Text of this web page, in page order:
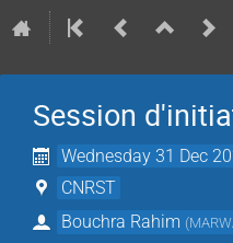
Session
Wednesday 31 Dec
CNRST
Bouchra Rahim (